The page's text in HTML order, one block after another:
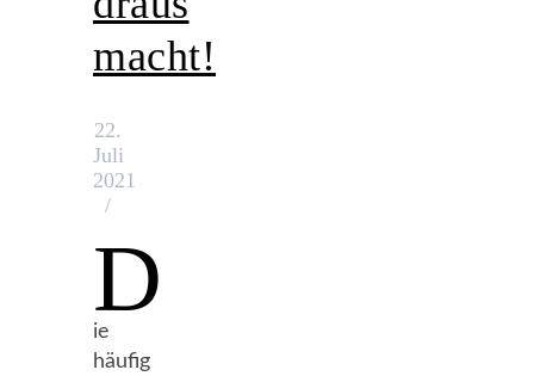
macht!
22.
Juli
2021
/
D
ie
häufig